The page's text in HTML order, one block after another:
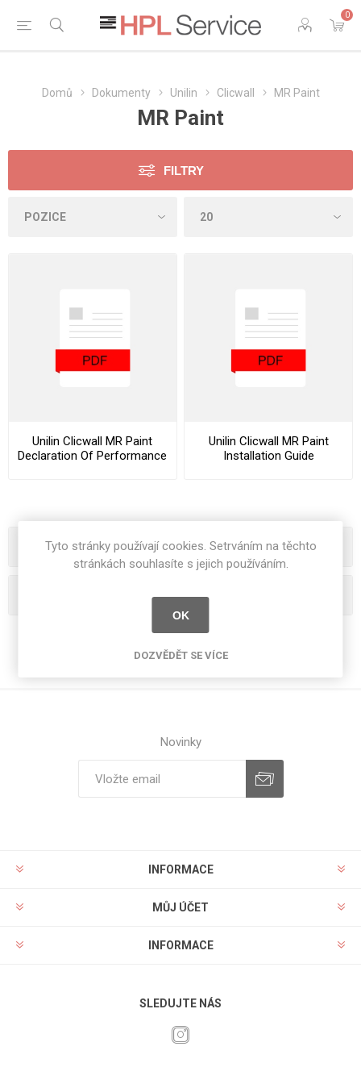
0
Domů Dokumenty Unilin Clicwall MR Paint
MR Paint
FILTRY
Unilin Clicwall MR Paint
Declaration Of Performance
Unilin Clicwall MR Paint
Installation Guide
Kategorie
Novinky
INFORMACE
MŮJ ÚČET
INFORMACE
SLEDUJTE NÁS
Tyto stránky používají cookies. Setrváním na těchto
stránkách souhlasíte s jejich používáním.
OK
DOZVĚDĚT SE VÍCE